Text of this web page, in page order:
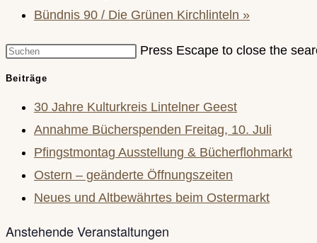
Bündnis 90 / Die Grünen Kirchlinteln »
Press Escape to close the
Beiträge
30 Jahre Kulturkreis Lintelner Geest
Annahme Bücherspenden Freitag, 10. Juli
Pfingstmontag Ausstellung & Bücherflohmarkt
Ostern – geänderte Öffnungszeiten
Neues und Altbewährtes beim Ostermarkt
Anstehende Veranstaltungen